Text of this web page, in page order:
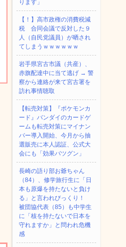
ります」
【！】高市政権の消費税減
税 合同会議で反対した９
人（自民党議員）が晒され
てしまうｗｗｗｗｗｗ
岩手県宮古市議（共産）、
赤旗配達中に当て逃げ → 警
察から連絡が来て宮古署を
訪れ事情聴取
【転売対策】『ポケモンカ
ード』バンダイのカードゲ
ームも転売対策にマイナン
バー導入開始、今月から抽
選販売に本人認証、公式大
会にも「効果バツグン」
長崎の語り部お爺ちゃん
（84）、修学旅行生に「日
本も原爆を持たないと負け
る」と言われびっくり！
被団協代表（85）も中学生
に「核を持たないで日本を
守れますか」と問われ危機
感